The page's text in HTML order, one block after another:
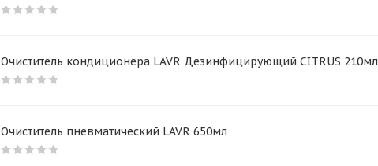
Очиститель кондиционера LAVR Дезинфицирующий CITRUS 210мл
Очиститель пневматический LAVR 650мл